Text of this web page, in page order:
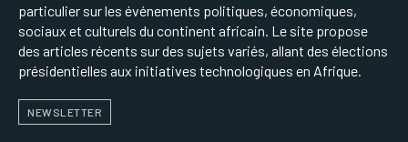
particulier sur les événements politiques, économiques,
sociaux et culturels du continent africain. Le site propose
des articles récents sur des sujets variés, allant des élections
présidentielles aux initiatives technologiques en Afrique.
NEWSLETTER